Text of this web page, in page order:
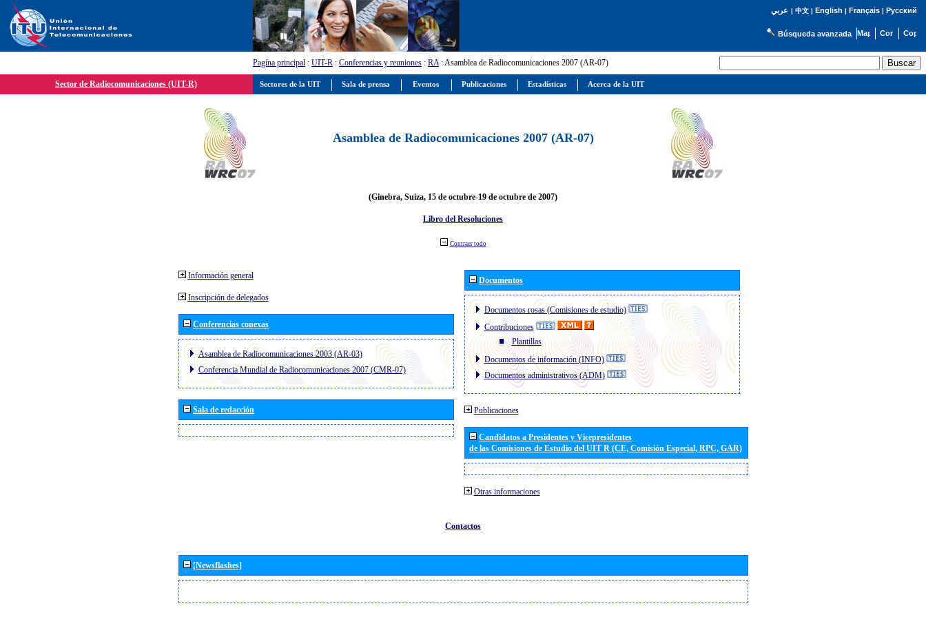
عربي | 中文| English | Français| Русский
Búsqueda avanzada
Pagína principal : UIT-R : Conferencias y reuniones : RA: Asamblea de Radiocomunicaciones 2007 (AR-07)
Sector de Radiocomunicaciones (UIT-R)
Asamblea de Radiocomunicaciones 2007 (AR-07)
(Ginebra, Suiza, 15 de octubre-19 de octubre de 2007)
Libro del Resoluciones
Contraer todo
Información general
Inscripción de delegados
Conferencias conexas
Asamblea de Radiocomunicaciones 2003 (AR-03)
Conferencia Mundial de Radiocomunicaciones 2007 (CMR-07)
Sala de redacción
Documentos
Documentos rosas (Comisiones de estudio)
Contribuciones
Plantillas
Documentos de información (INFO)
Documentos administrativos (ADM)
Publicaciones
Candidatos a Presidentes y Vicepresidentes
de las Comisiones de Estudio del UIT R (CE, Comisión Especial, RPC, GAR)
Otras informaciones
Contactos
[Newsflashes]
Sectores de la UIT Sala de prensa Eventos Publicaciones Estadísticas Acerca de la UIT